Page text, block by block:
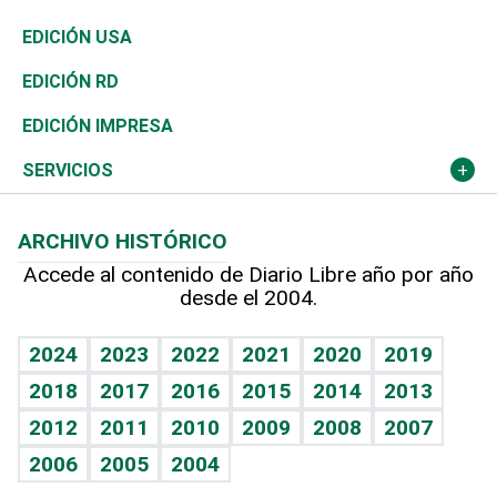
Reportajes
África
Ocenanía
Caribe
Resto del mundo
Vivienda
Telecom.
Global y variable
Economía personal
Buena Vida
Sociales
Novedades
Podcast Arte Libre
Hablando con el pediatra
Vida y familia
Eñe
Celebrando la vida
Sin complejos
Ciclismo
Tenis
Olimpismo
Más deportes
TBT Deportivo
En Directo
El Espía
Noticiero Poteleche
Columnistas
Más firmas
Tecnología
Historia
Martes de tecnología
Cambio climático
Economía
Revista
Deportes
Opinión
Hecho en casa
Guía del dinero
EDICIÓN USA
EDICIÓN RD
EDICIÓN IMPRESA
SERVICIOS
Cumpleaños
Horóscopos
Crucigramas
ARCHIVO HISTÓRICO
Accede al contenido de Diario Libre año por año
desde el 2004.
2024 2023 2022 2021 2020
2019
2018
2017 2016 2015 2014
2013
2012
2011 2010 2009 2008
2007
2006
2005 2004